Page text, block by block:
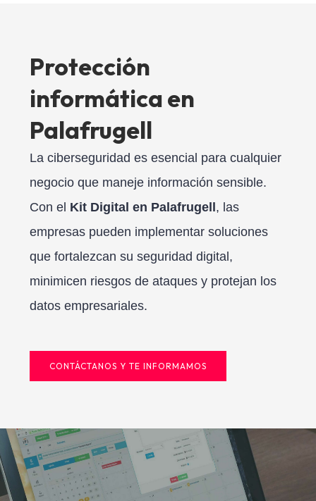
Protección
informática en
Palafrugell
La ciberseguridad es esencial para cualquier
negocio que maneje información sensible.
Con el Kit Digital en Palafrugell , las
empresas pueden implementar soluciones
que fortalezcan su seguridad digital,
minimicen riesgos de ataques y protejan los
datos empresariales.
CONTÁCTANOS Y TE INFORMAMOS